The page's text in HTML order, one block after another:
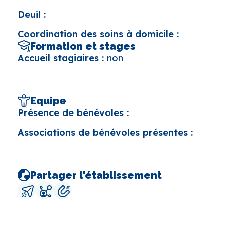
Deuil :
Coordination des soins à domicile :
Formation et stages
Accueil stagiaires : non
Equipe
Présence de bénévoles :
Associations de bénévoles présentes :
Partager l'établissement